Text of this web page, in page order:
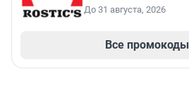
До 31 августа, 2026
Все промокоды